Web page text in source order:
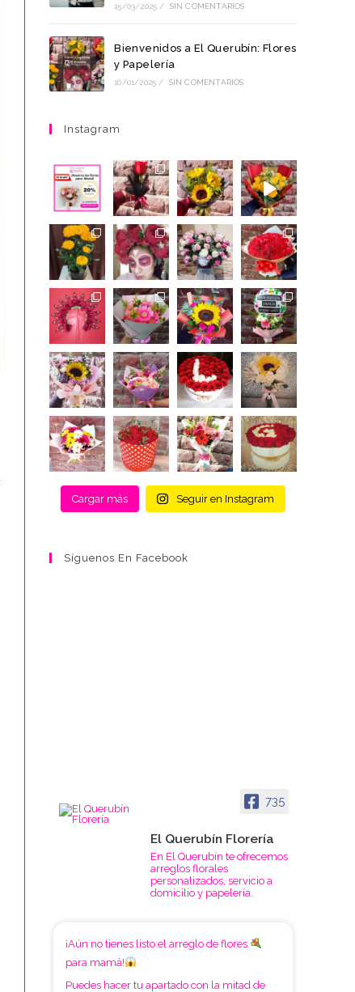
WEB
15/03/2025 / SIN COMENTARIOS
Bienvenidos a El Querubín: Flores
y Papelería
16/01/2025 / SIN COMENTARIOS
Instagram
Cargar más Seguir en Instagram
Síguenos En Facebook
735
El Querubín Florería
En El Querubín te ofrecemos
arreglos florales
personalizados, servicio a
domicilio y papelería.
¡Aún no tienes listo el arreglo de flores
para mamá!
Puedes hacer tu apartado con la mitad de